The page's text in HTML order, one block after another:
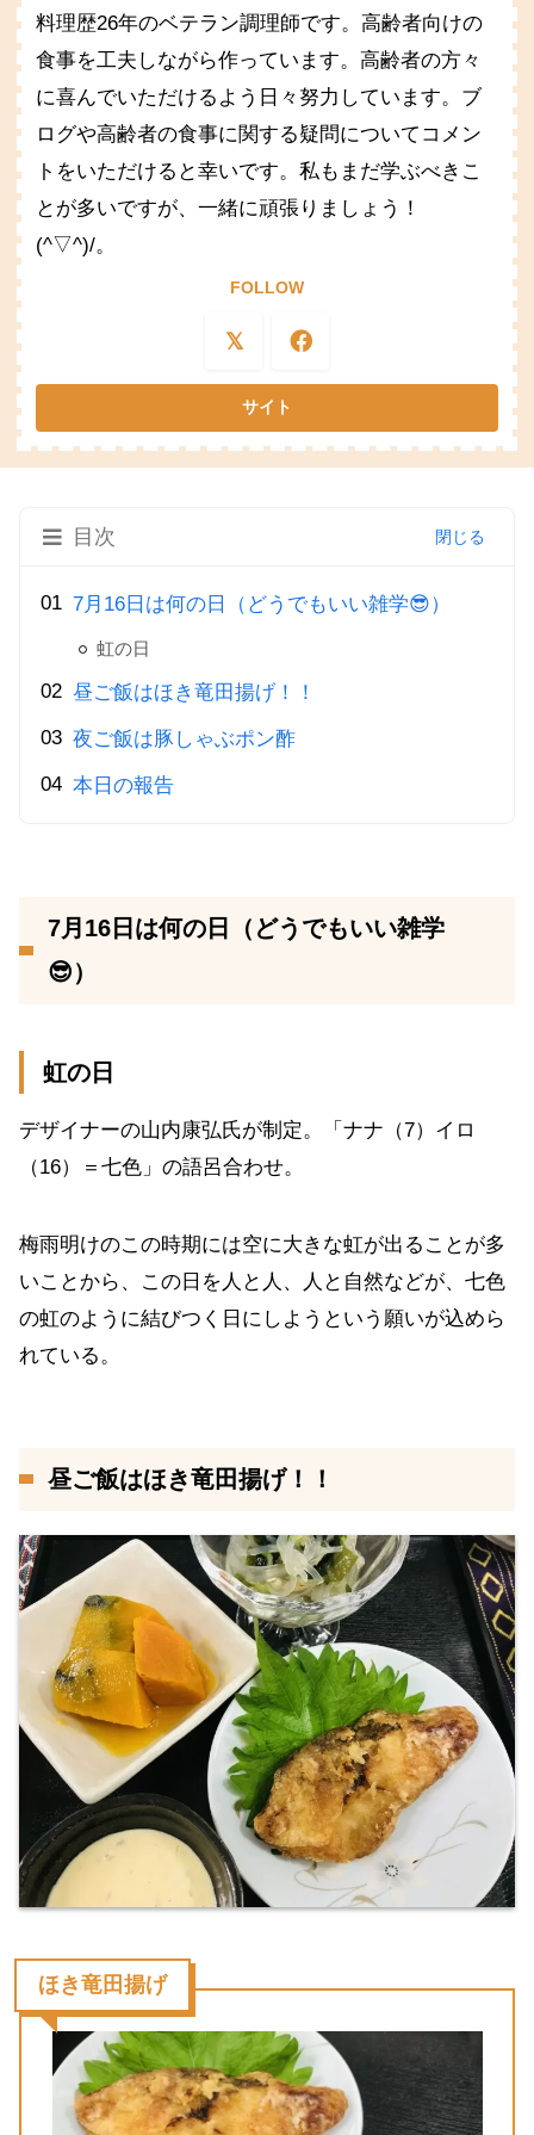
料理歴26年のベテラン調理師です。高齢者向けの
食事を工夫しながら作っています。高齢者の方々
に喜んでいただけるよう日々努力しています。ブ
ログや高齢者の食事に関する疑問についてコメン
トをいただけると幸いです。私もまだ学ぶべきこ
とが多いですが、一緒に頑張りましょう！
(^▽^)/。
FOLLOW
目次
7月16日は何の日（どうでもいい雑学😎）
虹の日
昼ご飯はほき竜田揚げ！！
夜ご飯は豚しゃぶポン酢
本日の報告
7月16日は何の日（どうでもいい雑学
😎）
虹の日
デザイナーの山内康弘氏が制定。「ナナ（7）イロ
（16）＝七色」の語呂合わせ。
梅雨明けのこの時期には空に大きな虹が出ることが多
いことから、この日を人と人、人と自然などが、七色
の虹のように結びつく日にしようという願いが込めら
れている。
昼ご飯はほき竜田揚げ！！
ほき竜田揚げ